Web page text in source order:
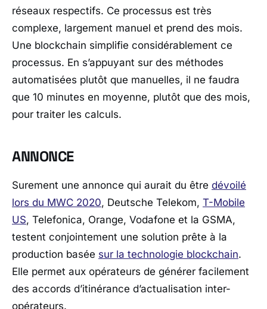
réseaux respectifs. Ce processus est très
complexe, largement manuel et prend des mois.
Une blockchain simplifie considérablement ce
processus. En s’appuyant sur des méthodes
automatisées plutôt que manuelles, il ne faudra
que 10 minutes en moyenne, plutôt que des mois,
pour traiter les calculs.
ANNONCE
Surement une annonce qui aurait du être dévoilé
lors du MWC 2020, Deutsche Telekom, T-Mobile
US, Telefonica, Orange, Vodafone et la GSMA,
testent conjointement une solution prête à la
production basée sur la technologie blockchain.
Elle permet aux opérateurs de générer facilement
des accords d’itinérance d’actualisation inter-
opérateurs.